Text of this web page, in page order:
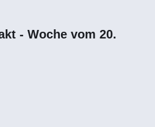
- Woche vom 20.